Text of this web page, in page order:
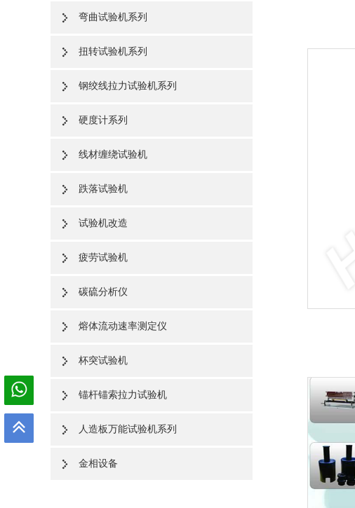
弯曲试验机系列
扭转试验机系列
钢绞线拉力试验机系列
硬度计系列
线材缠绕试验机
跌落试验机
试验机改造
疲劳试验机
碳硫分析仪
熔体流动速率测定仪
杯突试验机
锚杆锚索拉力试验机
人造板万能试验机系列
金相设备